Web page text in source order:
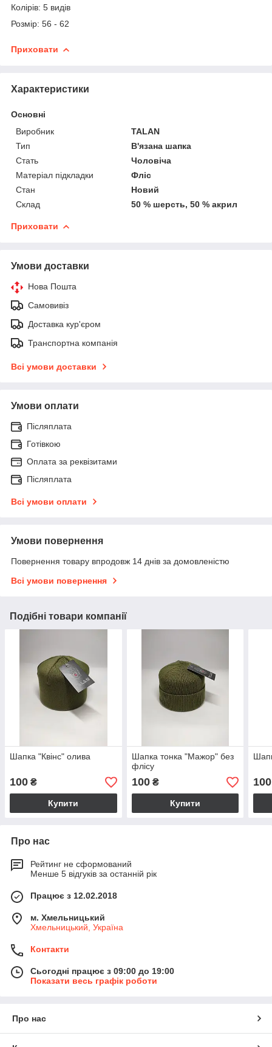
Колірів: 5 видів
Розмір: 56 - 62
Приховати
Характеристики
Основні
Виробник
TALAN
Тип
В'язана шапка
Стать
Чоловіча
Матеріал підкладки
Фліс
Стан
Новий
Склад
50 % шерсть, 50 % акрил
Приховати
Умови доставки
Нова Пошта
Самовивіз
Доставка кур'єром
Транспортна компанія
Всі умови доставки
Умови оплати
Післяплата
Готівкою
Оплата за реквізитами
Післяплата
Всі умови оплати
Умови повернення
Повернення товару впродовж 14 днів за домовленістю
Всі умови повернення
Подібні товари компанії
Шапка "Квінс" олива
100 ₴
Купити
Шапка тонка "Мажор" без
флісу
100₴
Купити
100
Про нас
Рейтинг не сформований
Менше 5 відгуків за останній рік
Працює з 12.02.2018
м. Хмельницький
Хмельницький, Україна
Контакти
Сьогодні працює з 09:00 до 19:00
Показати весь графік роботи
Про нас